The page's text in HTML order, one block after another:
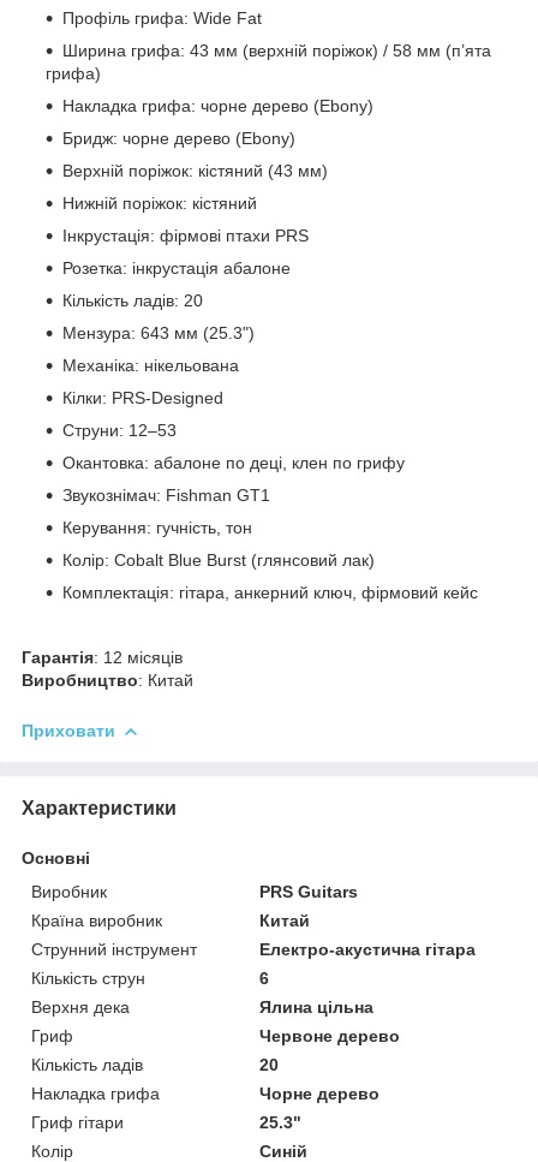
Профіль грифа: Wide Fat
Ширина грифа: 43 мм (верхній поріжок) / 58 мм (п’ята
грифа)
Накладка грифа: чорне дерево (Ebony)
Бридж: чорне дерево (Ebony)
Верхній поріжок: кістяний (43 мм)
Нижній поріжок: кістяний
Інкрустація: фірмові птахи PRS
Розетка: інкрустація абалоне
Кількість ладів: 20
Мензура: 643 мм (25.3")
Механіка: нікельована
Кілки: PRS-Designed
Струни: 12–53
Окантовка: абалоне по деці, клен по грифу
Звукознімач: Fishman GT1
Керування: гучність, тон
Колір: Cobalt Blue Burst (глянсовий лак)
Комплектація: гітара, анкерний ключ, фірмовий кейс
Гарантія: 12 місяців
Виробництво: Китай
Приховати
Характеристики
Основні
Виробник
PRS Guitars
Країна виробник
Китай
Струнний інструмент
Електро-акустична гітара
Кількість струн
6
Верхня дека
Ялина цільна
Гриф
Червоне дерево
Кількість ладів
20
Накладка грифа
Чорне дерево
Гриф гітари
25.3"
Колір
Синій